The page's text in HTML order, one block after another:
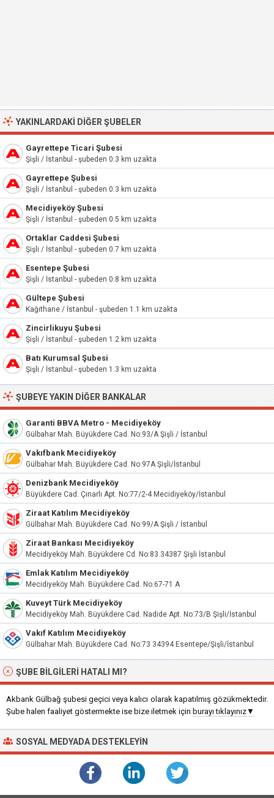
YAKINLARDAKI DIĞER ŞUBELER
Gayrettepe Ticari Şubesi
Şişli / İstanbul - şubeden 0.3 km uzakta
Gayrettepe Şubesi
Şişli / İstanbul - şubeden 0.3 km uzakta
Mecidiyeköy Şubesi
Şişli / İstanbul - şubeden 0.5 km uzakta
Ortaklar Caddesi Şubesi
Şişli / İstanbul - şubeden 0.7 km uzakta
Esentepe Şubesi
Şişli / İstanbul - şubeden 0.8 km uzakta
Gültepe Şubesi
Kağıthane / İstanbul - şubeden 1.1 km uzakta
Zincirlikuyu Şubesi
Şişli / İstanbul - şubeden 1.2 km uzakta
Batı Kurumsal Şubesi
Şişli / İstanbul - şubeden 1.3 km uzakta
ŞUBEYE YAKIN DIĞER BANKALAR
Garanti BBVA Metro - Mecidiyeköy
Gülbahar Mah. Büyükdere Cad. No:93/A Şişli / İstanbul
Vakıfbank Mecidiyeköy
Gülbahar Mah. Büyükdere Cad. No:97A Şişli/İstanbul
Denizbank Mecidiyeköy
Büyükdere Cad. Çınarlı Apt. No:77/2-4 Mecidiyeköy/İstanbul
Ziraat Katılım Mecidiyeköy
Gülbahar Mah. Büyükdere Cad. No:99/A Şişli / İstanbul
Ziraat Bankası Mecidiyeköy
Mecidiyeköy Mah. Büyükdere Cd. No:83 34387 Şişli İstanbul
Emlak Katılım Mecidiyeköy
Mecidiyeköy Mah. Büyükdere Cad. No:67-71 A
Kuveyt Türk Mecidiyeköy
Mecidiyeköy Mah. Büyükdere Cad. Nadide Apt. No:73/B Şişli/İstanbul
Vakıf Katılım Mecidiyeköy
Gülbahar Mah. Büyükdere Cad. No:73 34394 Esentepe/Şişli/İstanbul
ŞUBE BILGILERI HATALI MI?
Akbank Gülbağ şubesi geçici veya kalıcı olarak kapatılmış gözükmektedir.
Şube halen faaliyet göstermekte ise bize iletmek için burayı tıklayınız▼
SOSYAL MEDYADA DESTEKLEYIN